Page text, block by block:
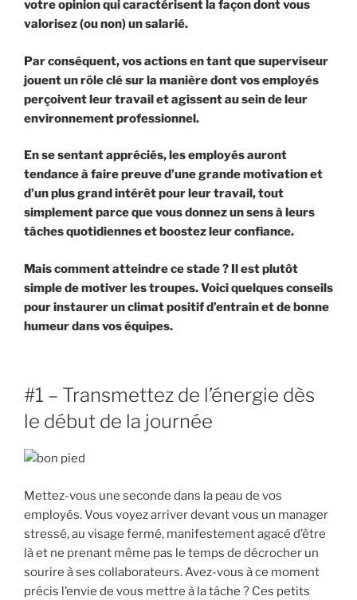
votre opinion qui caractérisent la façon dont vous
valorisez (ou non) un salarié.
Par conséquent, vos actions en tant que superviseur
jouent un rôle clé sur la manière dont vos employés
perçoivent leur travail et agissent au sein de leur
environnement professionnel.
En se sentant appréciés, les employés auront
tendance à faire preuve d’une grande motivation et
d’un plus grand intérêt pour leur travail, tout
simplement parce que vous donnez un sens à leurs
tâches quotidiennes et boostez leur confiance.
Mais comment atteindre ce stade ? Il est plutôt
simple de motiver les troupes. Voici quelques conseils
pour instaurer un climat positif d’entrain et de bonne
humeur dans vos équipes.
#1 – Transmettez de l’énergie dès
le début de la journée
Mettez-vous une seconde dans la peau de vos
employés. Vous voyez arriver devant vous un manager
stressé, au visage fermé, manifestement agacé d’être
là et ne prenant même pas le temps de décrocher un
sourire à ses collaborateurs. Avez-vous à ce moment
précis l’envie de vous mettre à la tâche ? Ces petits